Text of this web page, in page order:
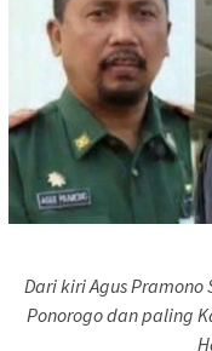
Dari kiri Agus
Ponorogo dan paling